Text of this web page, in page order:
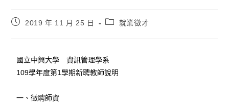
2019 年 11 月 25 日 就業徵才
國立中興大學 資訊管理學系
109學年度第1學期新聘教師說明
一、徵聘師資